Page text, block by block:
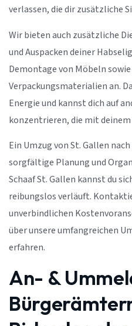
verlassen, die dir zusätzliche
Wir bieten auch zusätzliche
und Auspacken deiner
Demontage von Möbeln
Verpackungsmaterialien an.
Energie und kannst dich auf
konzentrieren, die mit deinem
Ein Umzug von St. Gallen
sorgfältige Planung und
Schaaf St. Gallen kannst du
reibungslos verläuft.
unverbindlichen
über unsere umfangreichen
erfahren.
An- &